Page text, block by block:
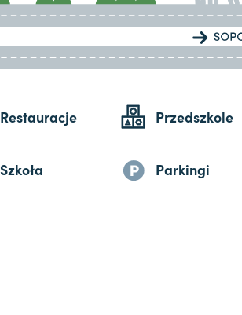
Restauracje Przedszkole
Szkoła Parkingi